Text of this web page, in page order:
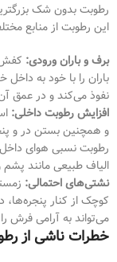
رطوبت بدون شک
این رطوبت از منابع
برف و باران ورودی:
باران را با خود به
نفوذ می‌کند و در عمق
افزایش رطوبت داخلی:
و همچنین بستن در و
رطوبت نسبی هوای
الیاف طبیعی مانند
نشتی‌های احتمالی:
کوچک از کنار
می‌تواند به آرامی
خطرات ناشی از